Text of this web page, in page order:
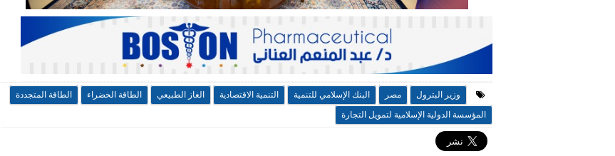
وزير البترول مصر البنك الإسلامي للتنمية التنمية الاقتصادية الغاز الطبيعي الطاقة الخضراء
الطاقة المتجددة
المؤسسة الدولية الإسلامية لتمويل التجارة